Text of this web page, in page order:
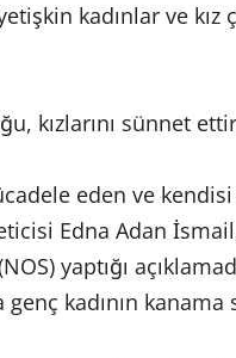
kadınlar ve
kızlarını sünnet
eden ve
Edna Adan
yaptığı
genç kadının